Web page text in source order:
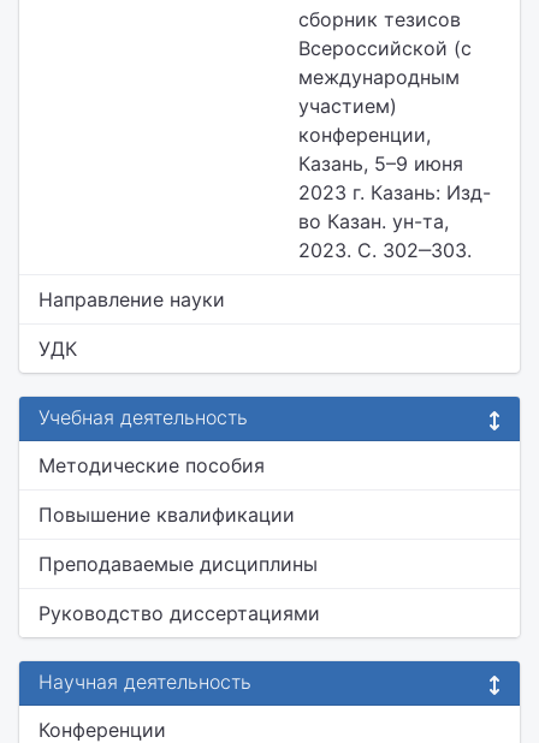
сборник тезисов
Всероссийской (с
международным
участием)
конференции,
Казань, 5–9 июня
2023 г. Казань: Изд-
во Казан. ун-та,
2023. С. 302‒303.
Направление науки
УДК
Учебная деятельность
Методические пособия
Повышение квалификации
Преподаваемые дисциплины
Руководство диссертациями
Научная деятельность
Конференции